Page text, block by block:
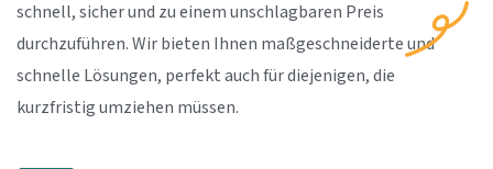
schnell, sicher und zu einem unschlagbaren Preis
durchzuführen. Wir bieten Ihnen maßgeschneiderte und
schnelle Lösungen, perfekt auch für diejenigen, die
kurzfristig umziehen müssen.